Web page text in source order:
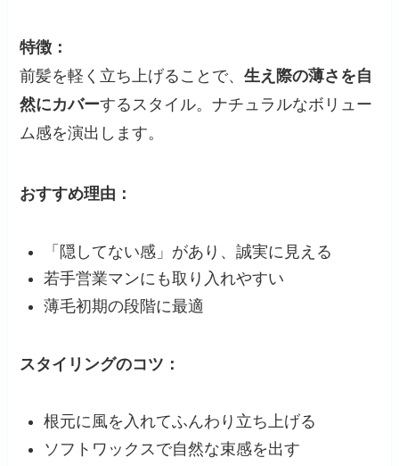
特徴：
前髪を軽く立ち上げることで、生え際の薄さを自
然にカバーするスタイル。ナチュラルなボリュー
ム感を演出します。
おすすめ理由：
「隠してない感」があり、誠実に見える
若手営業マンにも取り入れやすい
薄毛初期の段階に最適
スタイリングのコツ：
根元に風を入れてふんわり立ち上げる
ソフトワックスで自然な束感を出す